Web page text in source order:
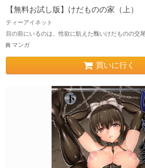
【無料お試し版】けだものの家（上）
ティーアイネット
目の前にいるのは、性欲に飢えた醜いけだものの
マンガ
買いに行く